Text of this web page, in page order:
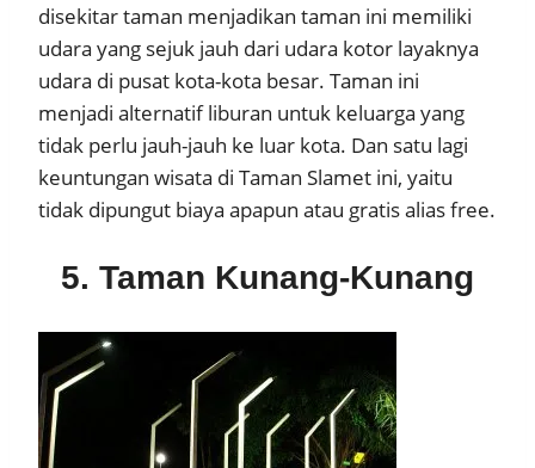
disekitar taman menjadikan taman ini memiliki
udara yang sejuk jauh dari udara kotor layaknya
udara di pusat kota-kota besar. Taman ini
menjadi alternatif liburan untuk keluarga yang
tidak perlu jauh-jauh ke luar kota. Dan satu lagi
keuntungan wisata di Taman Slamet ini, yaitu
tidak dipungut biaya apapun atau gratis alias free.
5. Taman Kunang-Kunang